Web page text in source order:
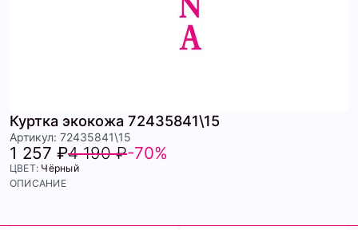
Куртка экокожа 72435841\15
Артикул: 72435841\15
1 257 ₽4 190 ₽-70%
ЦВЕТ: Чёрный
ОПИСАНИЕ